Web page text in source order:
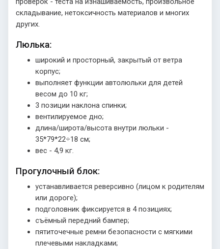
складывание, нетоксичность материалов и многих
других.
Люлька:
широкий и просторный, закрытый от ветра
корпус;
выполняет функции автолюльки для детей
весом до 10 кг;
3 позиции наклона спинки;
вентилируемое дно;
длина/широта/высота внутри люльки -
35*79*22÷18 см;
вес - 4,9 кг.
Прогулочный блок:
устанавливается реверсивно (лицом к родителям
или дороге);
подголовник фиксируется в 4 позициях;
съёмный передний бампер;
пятиточечные ремни безопасности с мягкими
плечевыми накладками;